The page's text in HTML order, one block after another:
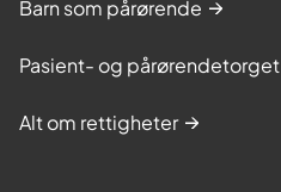
Barn som pårørende
Pasient- og pårørendetorget
Alt om rettigheter